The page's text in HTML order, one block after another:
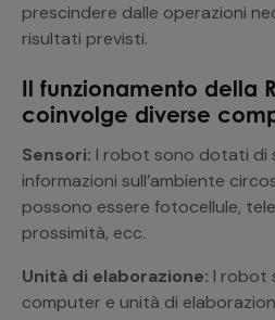
prescindere dalle operazioni
risultati previsti.
Il funzionamento della
coinvolge diverse
Sensori: I robot sono dotati di
informazioni sull’ambiente
possono essere fotocellule,
prossimità, ecc.
Unità di elaborazione: I robot
computer e unità di